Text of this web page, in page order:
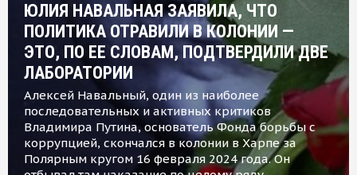
ЮЛИЯ НАВАЛЬНАЯ ЗАЯВИЛА, ЧТО
ПОЛИТИКА ОТРАВИЛИ В КОЛОНИИ —
ЭТО, ПО ЕЕ СЛОВАМ, ПОДТВЕРДИЛИ ДВЕ
ЛАБОРАТОРИИ
Алексей Навальный, один из наиболее
последовательных и активных критиков
Владимира Путина, основатель Фонда борьбы с
коррупцией, скончался в колонии в Харпе за
Полярным кругом 16 февраля 2024 года. Он